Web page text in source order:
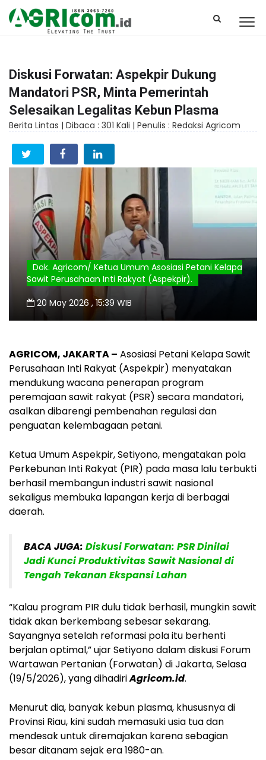
Diskusi Forwatan: Aspekpir Dukung
Mandatori PSR, Minta Pemerintah
Selesaikan Legalitas Kebun Plasma
Berita Lintas | Dibaca : 301 Kali | Penulis : Redaksi Agricom
Dok. Agricom/ Ketua Umum Asosiasi Petani Kelapa
Sawit Perusahaan Inti Rakyat (Aspekpir).
20 May 2026 , 15:39 WIB
AGRICOM, JAKARTA – Asosiasi Petani Kelapa Sawit
Perusahaan Inti Rakyat (Aspekpir) menyatakan
mendukung wacana penerapan program
peremajaan sawit rakyat (PSR) secara mandatori,
asalkan dibarengi pembenahan regulasi dan
penguatan kelembagaan petani.
Ketua Umum Aspekpir, Setiyono, mengatakan pola
Perkebunan Inti Rakyat (PIR) pada masa lalu terbukti
berhasil membangun industri sawit nasional
sekaligus membuka lapangan kerja di berbagai
daerah.
BACA JUGA: Diskusi Forwatan: PSR Dinilai
Jadi Kunci Produktivitas Sawit Nasional di
Tengah Tekanan Ekspansi Lahan
“Kalau program PIR dulu tidak berhasil, mungkin sawit
tidak akan berkembang sebesar sekarang.
Sayangnya setelah reformasi pola itu berhenti
berjalan optimal,” ujar Setiyono dalam diskusi Forum
Wartawan Pertanian (Forwatan) di Jakarta, Selasa
(19/5/2026), yang dihadiriAgricom.id.
Menurut dia, banyak kebun plasma, khususnya di
Provinsi Riau, kini sudah memasuki usia tua dan
mendesak untuk diremajakan karena sebagian
besar ditanam sejak era 1980-an.